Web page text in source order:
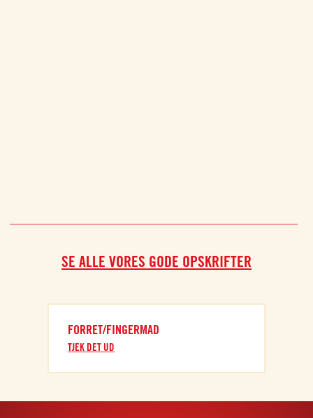
SE ALLE VORES GODE OPSKRIFTER
FORRET/FINGERMAD
TJEK DET UD